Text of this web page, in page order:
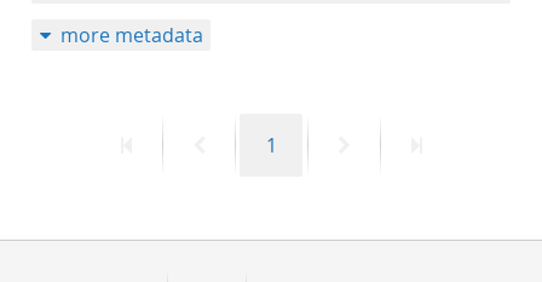
more metadata
PreviousPage
1